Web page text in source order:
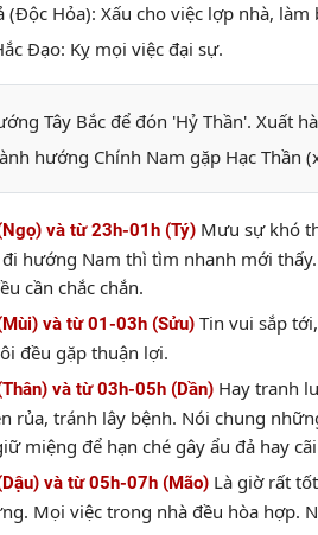
(Độc Hỏa): Xấu cho việc lợp nhà, làm
Đạo: Kỵ mọi việc đại sự.
Tây Bắc để đón 'Hỷ Thần'. Xuất
hướng Chính Nam gặp Hạc Thần
và từ 23h-01h (Tý) Mưu sự khó
đi hướng Nam thì tìm nhanh mới
cần chắc chắn.
và từ 01-03h (Sửu) Tin vui sắp
đều gặp thuận lợi.
và từ 03h-05h (Dần) Hay tranh
rủa, tránh lây bệnh. Nói chung
miệng để hạn ché gây ẩu đả hay
và từ 05h-07h (Mão) Là giờ rất
Mọi việc trong nhà đều hòa hợp.